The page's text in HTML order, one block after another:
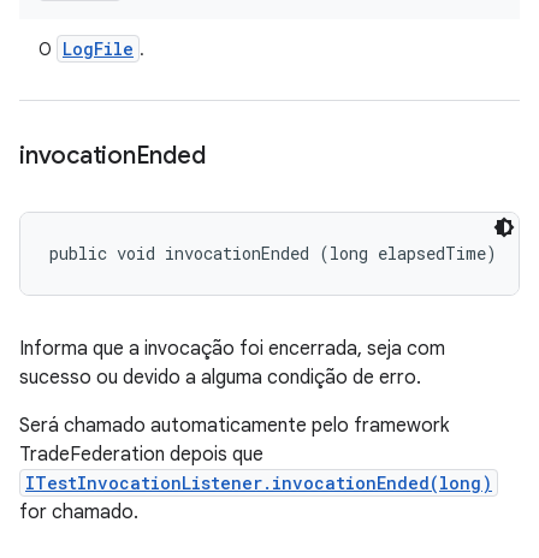
O LogFile .
invocationEnded
public void invocationEnded (long elapsedTime)
Informa que a invocação foi encerrada, seja com
sucesso ou devido a alguma condição de erro.
Será chamado automaticamente pelo framework
TradeFederation depois que
ITestInvocationListener.invocationEnded(long)
for chamado.